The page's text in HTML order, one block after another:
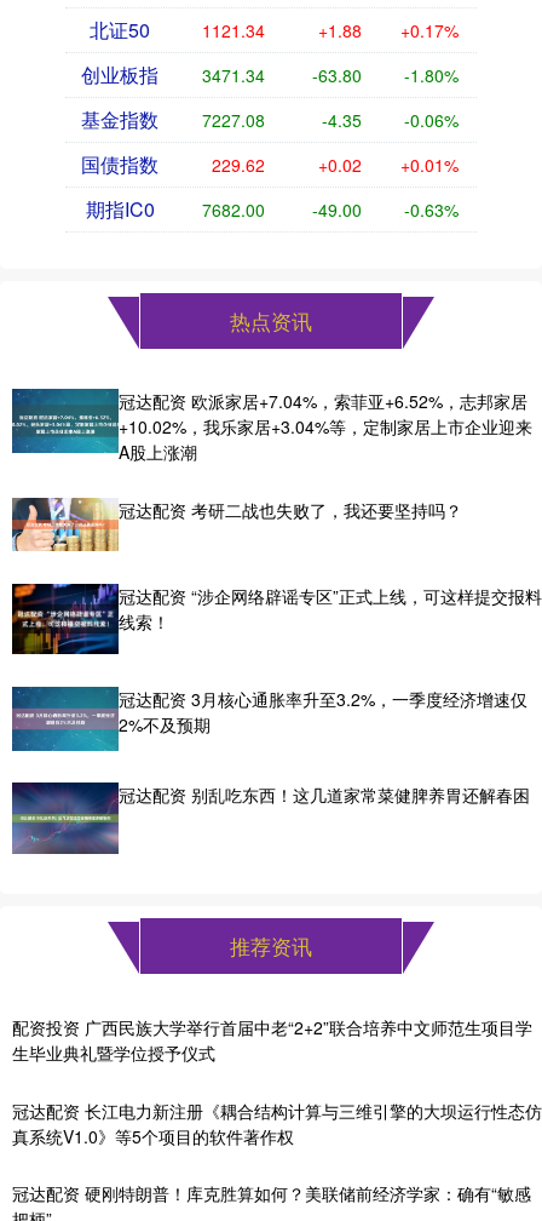
北证50 1121.34 +1.88 +0.17%
创业板指 3471.34 -63.80 -1.80%
基金指数 7227.08 -4.35 -0.06%
国债指数 229.62 +0.02 +0.01%
期指IC0 7682.00 -49.00 -0.63%
热点资讯
冠达配资 欧派家居+7.04%，索菲亚+6.52%，志邦家居
+10.02%，我乐家居+3.04%等，定制家居上市企业迎来
A股上涨潮
冠达配资 考研二战也失败了，我还要坚持吗？
冠达配资 “涉企网络辟谣专区”正式上线，可这样提交报料
线索！
冠达配资 3月核心通胀率升至3.2%，一季度经济增速仅
2%不及预期
冠达配资 别乱吃东西！这几道家常菜健脾养胃还解春困
推荐资讯
配资投资 广西民族大学举行首届中老“2+2”联合培养中文师范生项目学
生毕业典礼暨学位授予仪式
冠达配资 长江电力新注册《耦合结构计算与三维引擎的大坝运行性态仿
真系统V1.0》等5个项目的软件著作权
冠达配资 硬刚特朗普！库克胜算如何？美联储前经济学家：确有“敏感